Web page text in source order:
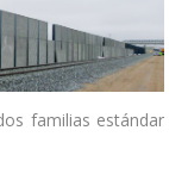
familias estándar